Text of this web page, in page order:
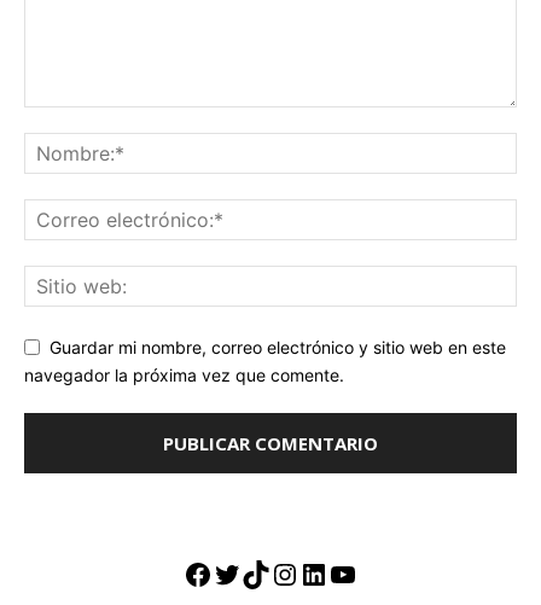
Guardar mi nombre, correo electrónico y sitio web en este
navegador la próxima vez que comente.
Facebook
Twitter
TikTok
Instagram
LinkedIn
YouTube